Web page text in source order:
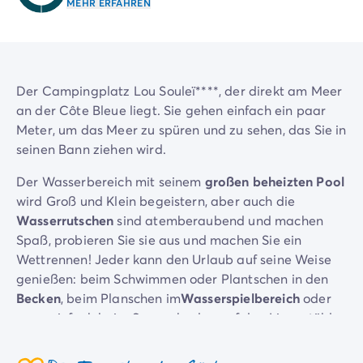
Nach Reiseziel
Campingplatz Camargue
Campingplatz Côte d'Azur
Campingplatz Dune du Pilat
Campingplatz Elba-Insel
Campingplatz Mittelmeer
Campingplatz Plitvicer
Campingplatz Südfrankreichs
Campingplatz Verdonschlucht
Angebote & Vorteile
Aktuelle Deals/de/angebote
Vorteile & Tipps
Freunde werben
Mega Deals
Der Campingplatz Lou Souleï****, der direkt am Meer
an der Côte Bleue liegt. Sie gehen einfach ein paar
Meter, um das Meer zu spüren und zu sehen, das Sie in
seinen Bann ziehen wird.
Der Wasserbereich mit seinem großen beheizten Pool
wird Groß und Klein begeistern, aber auch die
Wasserrutschensind atemberaubend und machen
Spaß, probieren Sie sie aus und machen Sie ein
Wettrennen! Jeder kann den Urlaub auf seine Weise
genießen: beim Schwimmen oder Plantschen in den
Becken, beim Planschen imWasserspielbereichoder
ganz einfach beim Sonnenbaden auf den Liegestühlen
glückliche Begegnungen in Sicht, Ruhe und